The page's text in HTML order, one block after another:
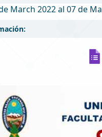
March 2022 al 07 de